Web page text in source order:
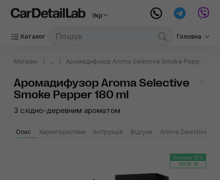
Укр
Каталог Головна
Магазин ... Аромадифузор Aroma Selective Smoke Pepper 180 ml
Аромадифузор Aroma Selective
Smoke Pepper 180 ml
З східно-деревним ароматом
Опис Характеристики Інструкція Відгуки Aroma Selective
Знижка 10%
199:07:37